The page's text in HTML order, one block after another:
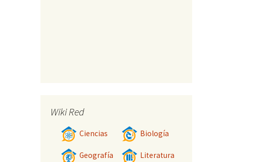
Wiki Red
Ciencias Biología
Geografía Literatura